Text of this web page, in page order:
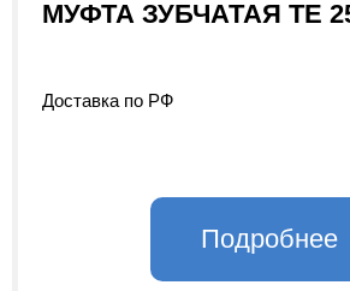
МУФТА ЗУБЧАТАЯ TE
Доставка по РФ
Подробнее